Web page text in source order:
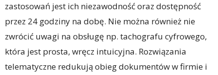
zastosowań jest ich niezawodność oraz dostępność
przez 24 godziny na dobę. Nie można również nie
zwrócić uwagi na obsługę np. tachografu cyfrowego,
która jest prosta, wręcz intuicyjna. Rozwiązania
telematyczne redukują obieg dokumentów w firmie i